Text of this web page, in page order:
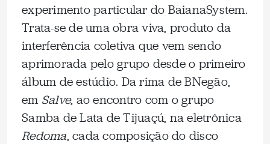
experimento particular do BaianaSystem.
Trata-se de uma obra viva, produto da
interferência coletiva que vem sendo
aprimorada pelo grupo desde o primeiro
álbum de estúdio. Da rima de BNegão,
em Salve, ao encontro com o grupo
Samba de Lata de Tijuaçú, na eletrônica
Redoma, cada composição do disco